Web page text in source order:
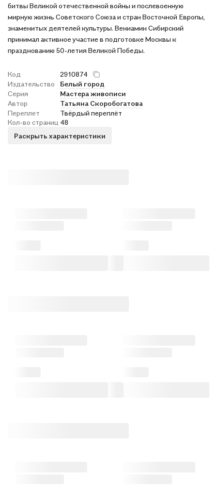
битвы Великой отечественной войны и послевоенную
мирную жизнь Советского Союза и стран Восточной Европы,
знаменитых деятелей культуры. Вениамин Сибирский
принимал активное участие в подготовке Москвы к
празднованию 50-летия Великой Победы.
Код
2910874
Издательство
Белый город
Серия
Мастера живописи
Автор
Татьяна Скоробогатова
Переплет
Твёрдый переплёт
Кол-во страниц 48
Раскрыть характеристики